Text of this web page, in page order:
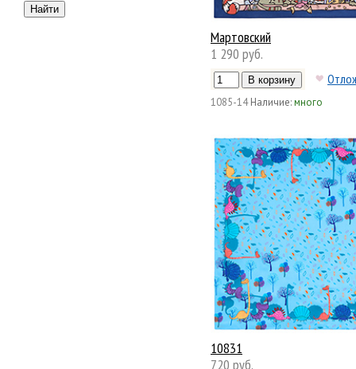
Мартовский
1 290 руб.
1085-14 Наличие:много
10831
720 руб.